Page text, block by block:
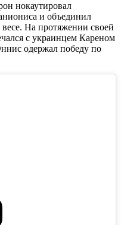
нокаутировал
и объединил
На протяжении своей
с украинцем Кареном
одержал победу по